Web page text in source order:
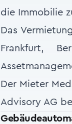
die Immobilie
Das
Frankfurt,
Der Mieter
Advisory AG